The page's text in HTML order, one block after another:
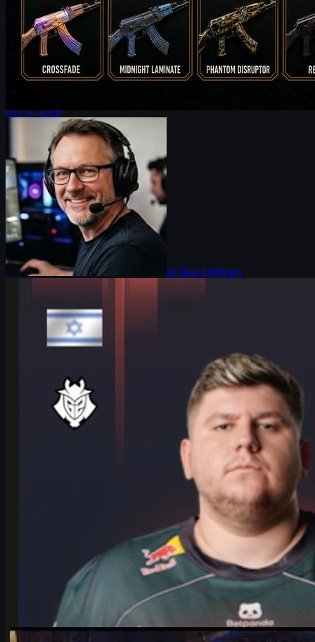
FalleN og FURIA: Justeringer, Overpass og vejen
mod trofæet i CS2
FalleN fortæller om FURIAs justeringer, Overpass-forbedringer,
kampen mod 9z og jagten på IEM Cologne-trofæet – plus tips til
juni 17, 2026
af David William
HeavyGod om Cologne Major og cs skins: Tillid,
detaljer og sejre
Interview med G2’s HeavyGod om IEM Cologne Major, hans rolle
som anchor, mental forberedelse, taktik og hvordan cs skins kan
give ekstra spilglæde.
juni 17, 2026
afMichael Johnson
Counter-Strike 2juni 17, 2026